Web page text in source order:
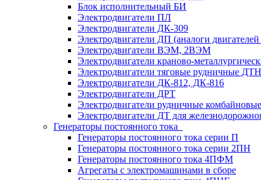
Блок исполнительный БИ
Электродвигатели ПЛ
Электродвигатели ДК-309
Электродвигатели ДП (аналоги
Электродвигатели ВЭМ, 2ВЭМ
Электродвигатели краново-
Электродвигатели тяговые рудничные ДТН
Электродвигатели ДК-812, ДК-816
Электродвигатели ДРТ
Электродвигатели рудничные
Электродвигатели ДТ для
Генераторы постоянного тока
Генераторы постоянного тока серии П
Генераторы постоянного тока серии 2ПН
Генераторы постоянного тока 4ПФМ
Агрегаты с электромашинами в сборе